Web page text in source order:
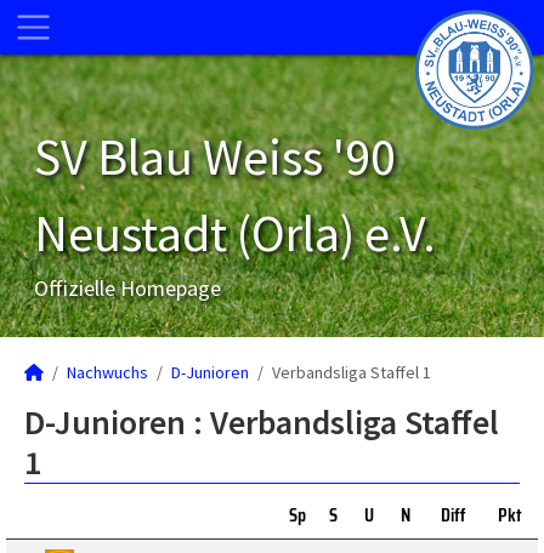
SV Blau Weiss '90
Neustadt (Orla) e.V.
Offizielle Homepage
Nachwuchs D-Junioren Verbandsliga Staffel 1
D-Junioren : Verbandsliga Staffel
1
Sp S U N Diff
Pkt